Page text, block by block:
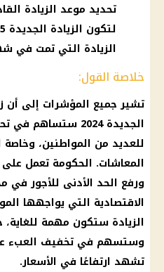
الزيادة التي تمت في
خلاصة القول:
تشير جميع المؤشرات إلى أن
الجديدة 2024
للعديد من المواطنين،
المعاشات. الحكومة تعمل على
ورفع الحد الأدنى للأجور في
الاقتصادية التي يواجهها
الزيادة ستكون مهمة للغاية،
وستسهم في تخفيف العبء
تشهد ارتفاعًا في الأسعار.